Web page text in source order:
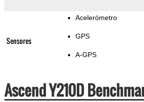
Sensores
Acelerómetro
GPS
A-GPS
Ascend Y210D